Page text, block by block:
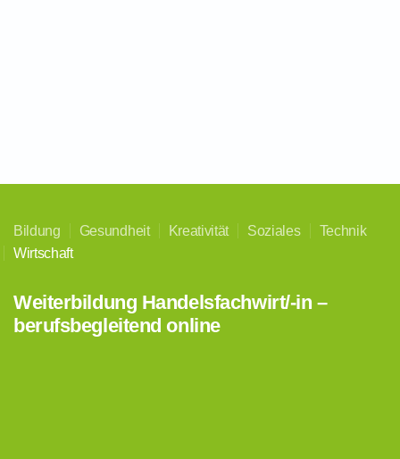
Bildung Gesundheit Kreativität Soziales
Technik
Wirtschaft
Weiterbildung Handelsfachwirt/-in –
berufsbegleitend online